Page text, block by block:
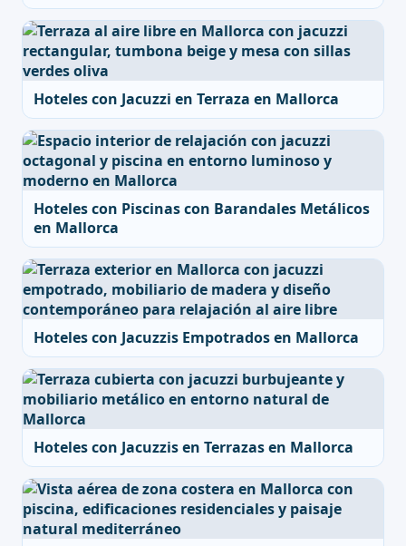
Hoteles con Jacuzzi en Terraza en Mallorca
Hoteles con Piscinas con Barandales Metálicos
en Mallorca
Hoteles con Jacuzzis Empotrados en Mallorca
Hoteles con Jacuzzis en Terrazas en Mallorca